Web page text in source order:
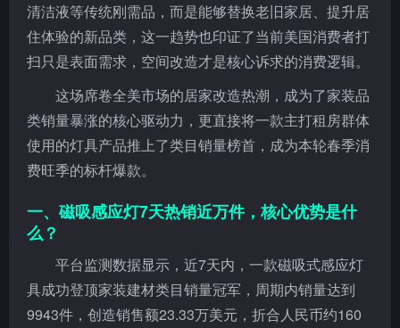
清洁液等传统刚需品，而是能够替换老旧家居、提升居
住体验的新品类，这一趋势也印证了当前美国消费者打
扫只是表面需求，空间改造才是核心诉求的消费逻辑。
这场席卷全美市场的居家改造热潮，成为了家装品
类销量暴涨的核心驱动力，更直接将一款主打租房群体
使用的灯具产品推上了类目销量榜首，成为本轮春季消
费旺季的标杆爆款。
一、磁吸感应灯7天热销近万件，核心优势是什
么？
平台监测数据显示，近7天内，一款磁吸式感应灯
具成功登顶家装建材类目销量冠军，周期内销量达到
9943件，创造销售额23.33万美元，折合人民币约160